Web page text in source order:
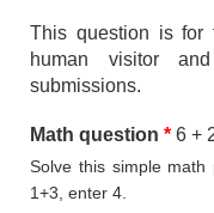
This question is for
human visitor
submissions.
Math question * 6 +
Solve this simple
1+3, enter 4.